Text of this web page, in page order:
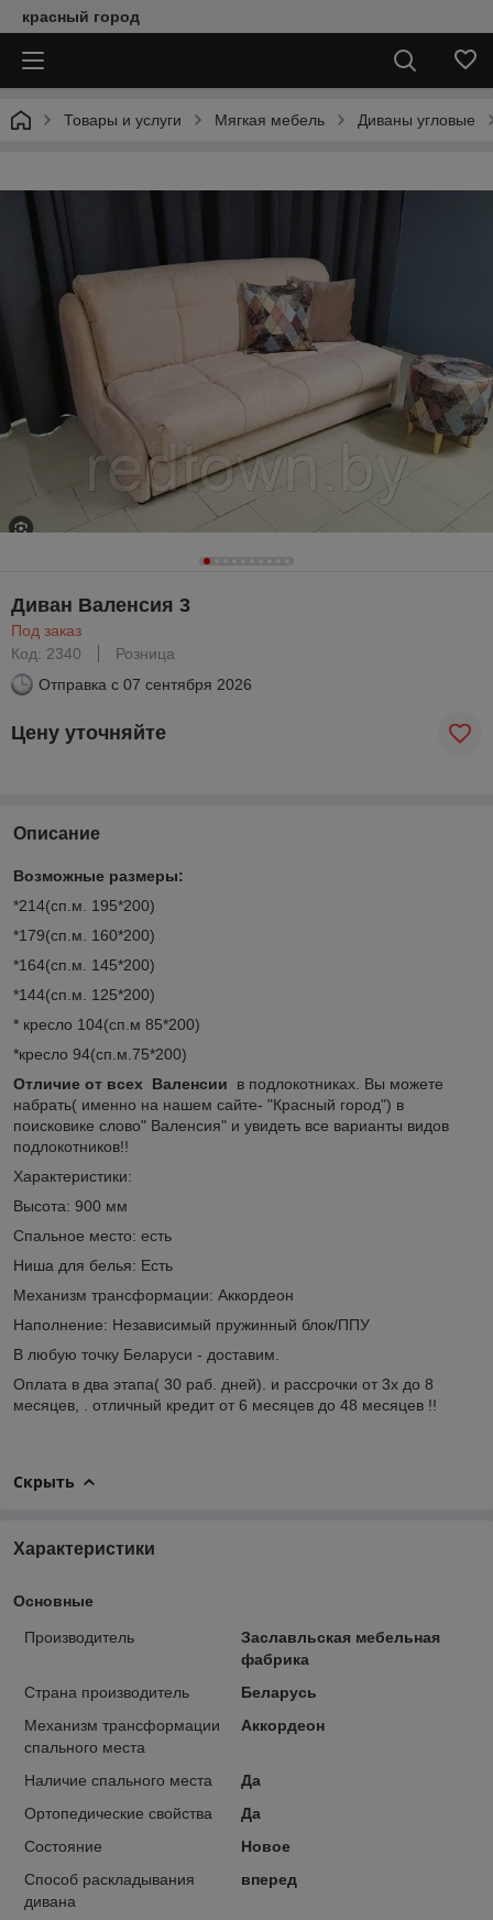
красный город
Товары и услуги Мягкая мебель Диваны угловые
Диван Валенсия 3
Под заказ
Код: 2340
Розница
Отправка с 07 сентября 2026
Цену уточняйте
Описание
Возможные размеры:
*214(сп.м. 195*200)
*179(сп.м. 160*200)
*164(сп.м. 145*200)
*144(сп.м. 125*200)
* кресло 104(сп.м 85*200)
*кресло 94(сп.м.75*200)
Отличие от всех Валенсии
в подлокотниках. Вы можете
набрать( именно на нашем сайте- "Красный город") в
поисковике слово" Валенсия" и увидеть все варианты видов
подлокотников!!
Характеристики:
Высота: 900 мм
Спальное место: есть
Ниша для белья: Есть
Механизм трансформации: Аккордеон
Наполнение: Независимый пружинный блок/ППУ
В любую точку Беларуси - доставим.
Оплата в два этапа( 30 раб. дней). и рассрочки от 3х до 8
месяцев, . отличный кредит от 6 месяцев до 48 месяцев !!
Скрыть
Характеристики
Основные
Производитель
Заславльская мебельная
фабрика
Страна производитель
Беларусь
Механизм трансформации
спального места
Аккордеон
Наличие спального места
Да
Ортопедические свойства
Да
Состояние
Новое
Способ раскладывания
дивана
вперед